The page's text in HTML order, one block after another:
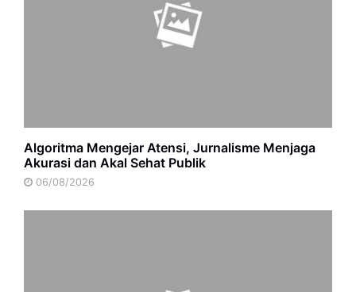
Algoritma Mengejar Atensi, Jurnalisme Menjaga
Akurasi dan Akal Sehat Publik
06/08/2026